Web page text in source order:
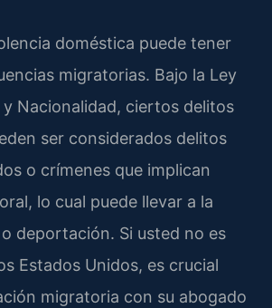
doméstica puede tener
migratorias. Bajo la Ley
Nacionalidad, ciertos delitos
ser considerados delitos
o crímenes que implican
lo cual puede llevar a la
deportación. Si usted no es
Estados Unidos, es crucial
migratoria con su abogado